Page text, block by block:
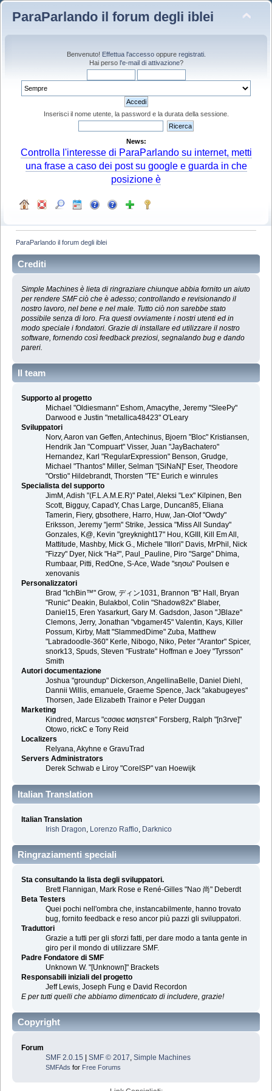
ParaParlando il forum degli iblei
Benvenuto! Effettua l'accessooppure registrati.
Hai perso l'e-mail di attivazione?
Inserisci il nome utente, la password e la durata della sessione.
News:
Controlla l'interesse di ParaParlando su internet, metti
una frase a caso dei post su google e guarda in che
posizione è
ParaParlando il forum degli iblei
Crediti
Simple Machines è lieta di ringraziare chiunque abbia fornito un aiuto
per rendere SMF ciò che è adesso; controllando e revisionando il
nostro lavoro, nel bene e nel male. Tutto ciò non sarebbe stato
possibile senza di loro. Fra questi ovviamente i nostri utenti ed in
modo speciale i fondatori. Grazie di installare ed utilizzare il nostro
software, fornendo così feedback preziosi, segnalando bug e dando
pareri.
Il team
Supporto al progetto
Michael "Oldiesmann" Eshom, Amacythe, Jeremy "SleePy"
Darwood e Justin "metallica48423" O'Leary
Sviluppatori
Norv, Aaron van Geffen, Antechinus, Bjoern "Bloc" Kristiansen,
Hendrik Jan "Compuart" Visser, Juan "JayBachatero"
Hernandez, Karl "RegularExpression" Benson, Grudge,
Michael "Thantos" Miller, Selman "[SiNaN]" Eser, Theodore
"Orstio" Hildebrandt, Thorsten "TE" Eurich e winrules
Specialista del supporto
JimM, Adish "(F.L.A.M.E.R)" Patel, Aleksi "Lex" Kilpinen, Ben
Scott, Bigguy, CapadY, Chas Large, Duncan85, Eliana
Tamerin, Fiery, gbsothere, Harro, Huw, Jan-Olof "Owdy"
Eriksson, Jeremy "jerm" Strike, Jessica "Miss All Sunday"
Gonzales, K@, Kevin "greyknight17" Hou, KGIII, Kill Em All,
Mattitude, Mashby, Mick G., Michele "Illori" Davis, MrPhil, Nick
"Fizzy" Dyer, Nick "Ha²", Paul_Pauline, Piro "Sarge" Dhima,
Rumbaar, Pitti, RedOne, S-Ace, Wade "sησω" Poulsen e
xenovanis
Personalizzatori
Brad "IchBin™" Grow, ディン1031, Brannon "B" Hall, Bryan
"Runic" Deakin, Bulakbol, Colin "Shadow82x" Blaber,
Daniel15, Eren Yasarkurt, Gary M. Gadsdon, Jason "JBlaze"
Clemons, Jerry, Jonathan "vbgamer45" Valentin, Kays, Killer
Possum, Kirby, Matt "SlammedDime" Zuba, Matthew
"Labradoodle-360" Kerle, Nibogo, Niko, Peter "Arantor" Spicer,
snork13, Spuds, Steven "Fustrate" Hoffman e Joey "Tyrsson"
Smith
Autori documentazione
Joshua "groundup" Dickerson, AngellinaBelle, Daniel Diehl,
Dannii Willis, emanuele, Graeme Spence, Jack "akabugeyes"
Thorsen, Jade Elizabeth Trainor e Peter Duggan
Marketing
Kindred, Marcus "cσσкιє мσηѕтєя" Forsberg, Ralph "[n3rve]"
Otowo, rickC e Tony Reid
Localizers
Relyana, Akyhne e GravuTrad
Servers Administrators
Derek Schwab e Liroy "CoreISP" van Hoewijk
Italian Translation
Italian Translation
Irish Dragon Lorenzo Raffio, Darknico
Ringraziamenti speciali
Sta consultando la lista degli sviluppatori.
Brett Flannigan, Mark Rose e René-Gilles "Nao 尚" Deberdt
Beta Testers
Quei pochi nell'ombra che, instancabilmente, hanno trovato
bug, fornito feedback e reso ancor più pazzi gli sviluppatori.
Traduttori
Grazie a tutti per gli sforzi fatti, per dare modo a tanta gente in
giro per il mondo di utilizzare SMF.
Padre Fondatore di SMF
Unknown W. "[Unknown]" Brackets
Responsabili iniziali del progetto
Jeff Lewis, Joseph Fung e David Recordon
E per tutti quelli che abbiamo dimenticato di includere, grazie!
Copyright
Forum
SMF 2.0.15 | SMF © 2017 Simple Machines
SMFAds for Free Forums